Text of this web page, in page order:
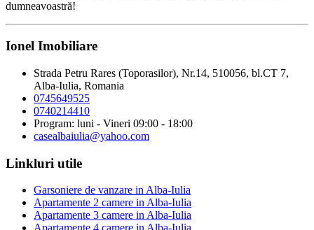
dumneavoastră!
Ionel Imobiliare
Strada Petru Rares (Toporasilor), Nr.14, 510056, bl.CT 7,
Alba-Iulia, Romania
0745649525
0740214410
Program: luni - Vineri 09:00 - 18:00
casealbaiulia@yahoo.com
Linkluri utile
Garsoniere de vanzare in Alba-Iulia
Apartamente 2 camere in Alba-Iulia
Apartamente 3 camere in Alba-Iulia